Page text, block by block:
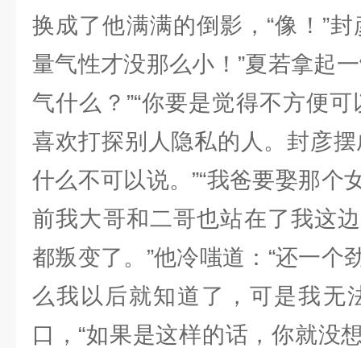
换成了他满满的倒影，“像！”
量气性才没那么小！”夏若拿起
气什么？”“你要是觉得不方便
喜欢打探别人隐私的人。封彦
什么不可以说。”“我爸要娶那个
前我大哥和二哥也站在了我这
都叛变了。”他冷嗤道：“还一个
么我以后就知道了，可是我无
口，“如果是这样的话，你就没